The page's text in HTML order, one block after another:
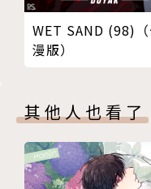
WET SAND (98)
漫版）
其他人也看了